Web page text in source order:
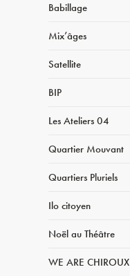
Babillage
Mix’âges
Satellite
BIP
Les Ateliers 04
Quartier Mouvant
Quartiers Pluriels
Ilo citoyen
Noël au Théâtre
WE ARE CHIROUX